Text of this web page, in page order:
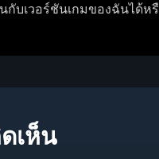
กับเวอร์ชันเกมของฉันได้ห
เห็น